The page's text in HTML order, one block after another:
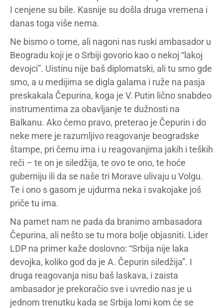
I cenjene su bile. Kasnije su došla druga vremena i
danas toga više nema.
Ne bismo o tome, ali nagoni nas ruski ambasador u
Beogradu koji je o Srbiji govorio kao o nekoj “lakoj
devojci”. Uistinu nije baš diplomatski, ali tu smo gde
smo, a u medijima se digla galama i ruže na pasja
preskakala Čepurina, koga je V. Putin lično snabdeo
instrumentima za obavljanje te dužnosti na
Balkanu. Ako ćemo pravo, preterao je Čepurin i do
neke mere je razumljivo reagovanje beogradske
štampe, pri čemu ima i u reagovanjima jakih i teških
reči – te on je siledžija, te ovo te ono, te hoće
guberniju ili da se naše tri Morave ulivaju u Volgu.
Te i ono s gasom je ujdurma neka i svakojake još
priče tu ima.
Na pamet nam ne pada da branimo ambasadora
Čepurina, ali nešto se tu mora bolje objasniti. Lider
LDP na primer kaže doslovno: “Srbija nije laka
devojka, koliko god da je A. Čepurin siledžija”. I
druga reagovanja nisu baš laskava, i zaista
ambasador je prekoračio sve i uvredio nas je u
jednom trenutku kada se Srbija lomi kom će se